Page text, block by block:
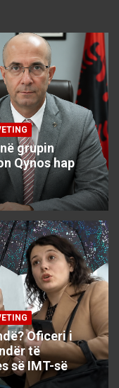
grupin
Qynos hap
Oficeri i
të
së IMT-së